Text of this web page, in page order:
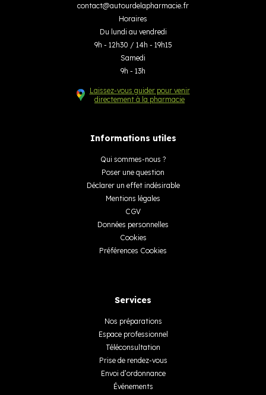
contact@autourdelapharmacie.fr
Horaires
Du lundi au vendredi
9h - 12h30 / 14h - 19h15
Samedi
9h - 13h
Laissez-vous guider pour venir
directement à la pharmacie
Informations utiles
Qui sommes-nous ?
Poser une question
Déclarer un effet indésirable
Mentions légales
CGV
Données personnelles
Cookies
Préférences Cookies
Services
Nos préparations
Espace professionnel
Téléconsultation
Prise de rendez-vous
Envoi d’ordonnance
Événements